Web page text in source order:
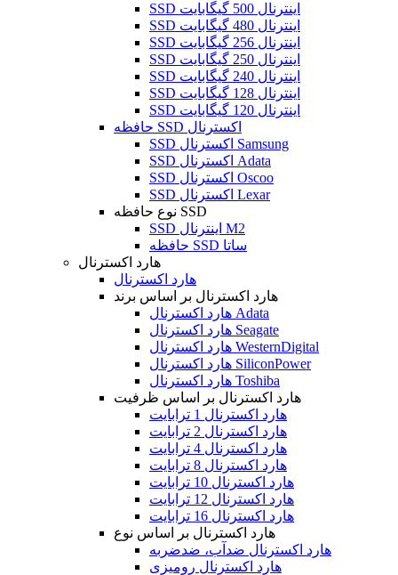
SSD اینترنال 500 گیگابایت
SSD اینترنال 480 گیگابایت
SSD اینترنال 256 گیگابایت
SSD اینترنال 250 گیگابایت
SSD اینترنال 240 گیگابایت
SSD اینترنال 128 گیگابایت
SSD اینترنال 120 گیگابایت
حافظه SSD اکسترنال
SSD اکسترنال Samsung
SSD اکسترنال Adata
SSD اکسترنال Oscoo
SSD اکسترنال Lexar
نوع حافظه SSD
SSD اینترنال M2
حافظه SSD ساتا
هارد اکسترنال
هارد اکسترنال
هارد اکسترنال بر اساس برند
هارد اکسترنال Adata
هارد اکسترنال Seagate
هارد اکسترنال WesternDigital
هارد اکسترنال SiliconPower
هارد اکسترنال Toshiba
هارد اکسترنال بر اساس ظرفیت
هارد اکسترنال 1 ترابایت
هارد اکسترنال 2 ترابایت
هارد اکسترنال 4 ترابایت
هارد اکسترنال 8 ترابایت
هارد اکسترنال 10 ترابایت
هارد اکسترنال 12 ترابایت
هارد اکسترنال 16 ترابایت
هارد اکسترنال بر اساس نوع
هارد اکسترنال ضدآب، ضدضربه
هارد اکسترنال رومیزی